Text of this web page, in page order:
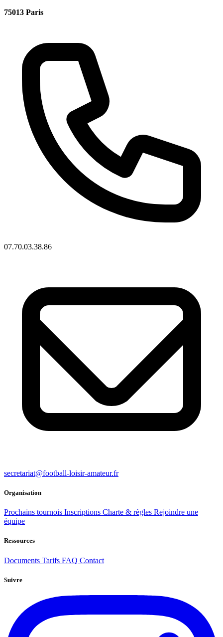
75013 Paris
07.70.03.38.86
secretariat@football-loisir-amateur.fr
Organisation
Prochains tournois Inscriptions Charte & règles Rejoindre une
équipe
Ressources
Documents Tarifs FAQ Contact
Suivre